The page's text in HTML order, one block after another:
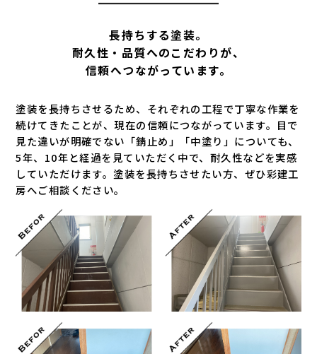
長持ちする塗装。
耐久性・品質へのこだわりが、
信頼へつながっています。
塗装を長持ちさせるため、それぞれの工程で丁寧な作業を
続けてきたことが、現在の信頼につながっています。目で
見た違いが明確でない「錆止め」「中塗り」についても、
5年、10年と経過を見ていただく中で、耐久性などを実感
していただけます。塗装を長持ちさせたい方、ぜひ彩建工
房へご相談ください。